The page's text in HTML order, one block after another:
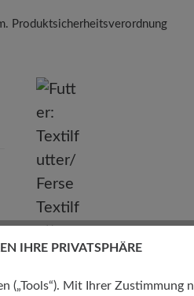
Produktsicherheitsverordnung
Bietigheim-Bissingen,
schuhe.de
65 65 56 (gebührenfrei)
Textilfutter/Ferse Textilfutter
IHRE PRIVATSPHÄRE
(„Tools“). Mit Ihrer